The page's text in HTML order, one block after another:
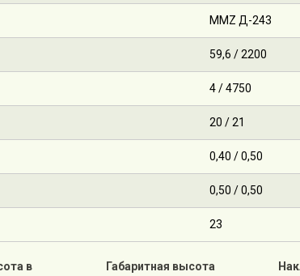
MMZ Д-243
59,6 / 2200
4 / 4750
20 / 21
0,40 / 0,50
0,50 / 0,50
23
в
Габаритная высота